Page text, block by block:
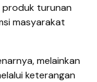
produk turunan
masyarakat
melainkan
keterangan